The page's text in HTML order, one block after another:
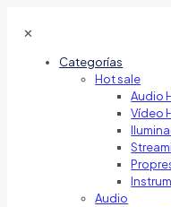
✕
Categorías
Hot sale
Audio
Vídeo
Audio